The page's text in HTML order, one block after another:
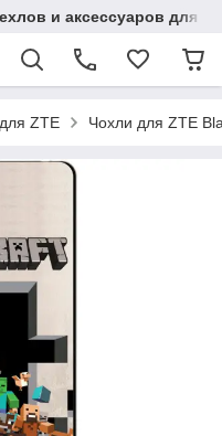
и аксессуаров для
ZTE Чохли для ZTE